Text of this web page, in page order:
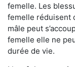
femelle. Les
femelle réduisent
mâle peut
femelle elle ne
durée de vie.